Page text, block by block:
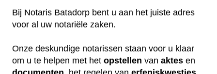
Bij Notaris Batadorp bent u aan het juiste adres
voor al uw notariële zaken.
Onze deskundige notarissen staan voor u klaar
om u te helpen met het opstellen van aktes en